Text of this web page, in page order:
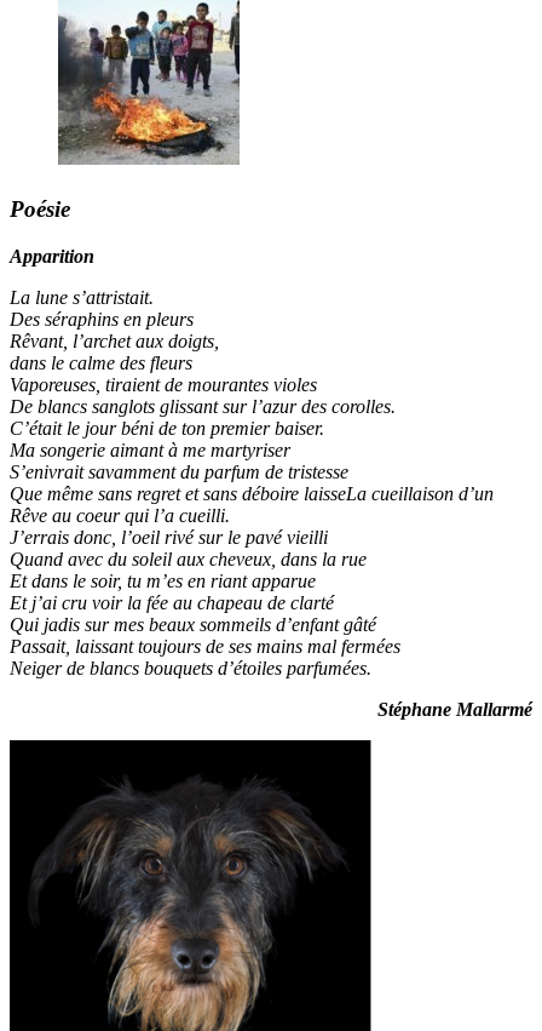
Poésie
Apparition
La lune s’attristait.
Des séraphins en pleurs
Rêvant, l’archet aux doigts,
dans le calme des fleurs
Vaporeuses, tiraient de mourantes violes
De blancs sanglots glissant sur l’azur des corolles.
C’était le jour béni de ton premier baiser.
Ma songerie aimant à me martyriser
S’enivrait savamment du parfum de tristesse
Que même sans regret et sans déboire laisseLa cueillaison d’un
Rêve au coeur qui l’a cueilli.
J’errais donc, l’oeil rivé sur le pavé vieilli
Quand avec du soleil aux cheveux, dans la rue
Et dans le soir, tu m’es en riant apparue
Et j’ai cru voir la fée au chapeau de clarté
Qui jadis sur mes beaux sommeils d’enfant gâté
Passait, laissant toujours de ses mains mal fermées
Neiger de blancs bouquets d’étoiles parfumées.
Stéphane Mallarmé